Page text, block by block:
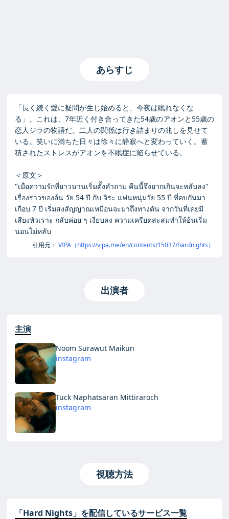
あらすじ
「長く続く愛に疑問が生じ始めると、今夜は眠れなくな
る」。これは、7年近く付き合ってきた54歳のアオンと55歳の
恋人ジラの物語だ。二人の関係は行き詰まりの兆しを見せて
いる。笑いに満ちた日々は徐々に静寂へと変わっていく。蓄
積されたストレスがアオンを不眠症に陥らせている。
＜原文＞
"เมื่อความรักที่ยาวนานเริ่มตั้งคำถาม คืนนี้จึงยากเกินจะหลับลง"
เรื่องราวของอ้น วัย 54 ปี กับ จิระ แฟนหนุ่มวัย 55 ปี ที่คบกันมา
เกือบ 7 ปี เริ่มส่งสัญญาณเหมือนจะมาถึงทางตัน จากวันที่เคยมี
เสียงหัวเราะ กลับค่อย ๆ เงียบลง ความเครียดสะสมทำให้อ้นเริ่ม
นอนไม่หลับ
引用元： VIPA（https://vipa.me/en/contents/15037/hardnights）
出演者
主演
Noom Surawut Maikun
instagram
Tuck Naphatsaran Mittiraroch
instagram
視聴方法
「Hard Nights」を配信しているサービス一覧